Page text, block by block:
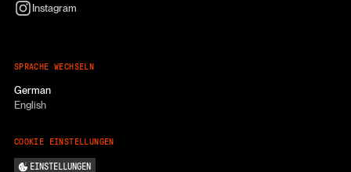
Instagram
SPRACHE WECHSELN
German
English
COOKIE EINSTELLUNGEN
EINSTELLUNGEN